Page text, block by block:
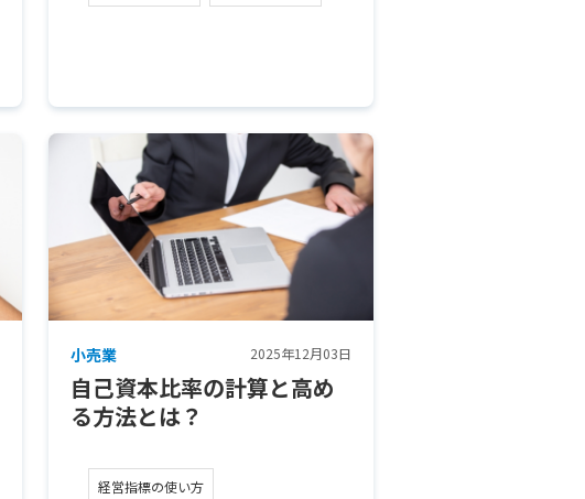
小売業 2025年12月03日
自己資本比率の計算と高め
る方法とは？
経営指標の使い方